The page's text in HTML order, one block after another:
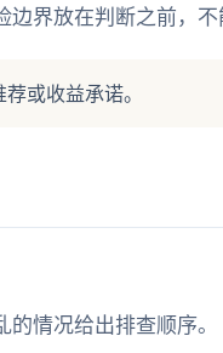
界放在判断之前，不
或收益承诺。
情况给出排查顺序。